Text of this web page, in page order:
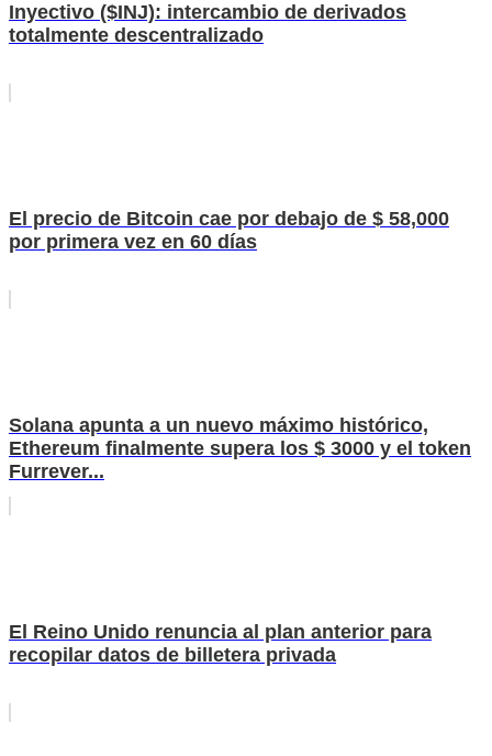
Inyectivo ($INJ): intercambio de derivados
totalmente descentralizado
El precio de Bitcoin cae por debajo de $ 58,000
por primera vez en 60 días
Solana apunta a un nuevo máximo histórico,
Ethereum finalmente supera los $ 3000 y el token
Furrever...
El Reino Unido renuncia al plan anterior para
recopilar datos de billetera privada